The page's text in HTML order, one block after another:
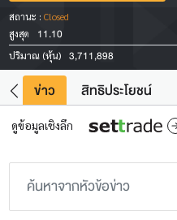
สถานะ : Closed
สูงสุด
11.10
ปริมาณ (หุ้น) 3,711,898
ข่าว สิทธิประโยชน์
ดูข้อมูลเชิงลึก